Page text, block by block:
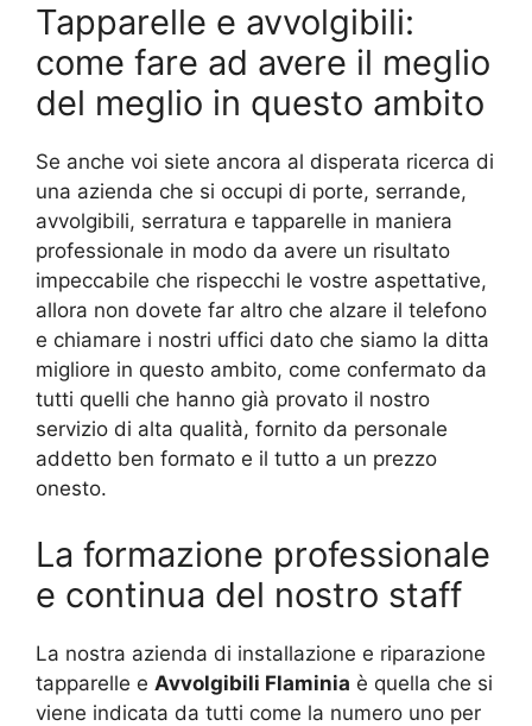
Tapparelle e avvolgibili:
come fare ad avere il meglio
del meglio in questo ambito
Se anche voi siete ancora al disperata ricerca di
una azienda che si occupi di porte, serrande,
avvolgibili, serratura e tapparelle in maniera
professionale in modo da avere un risultato
impeccabile che rispecchi le vostre aspettative,
allora non dovete far altro che alzare il telefono
e chiamare i nostri uffici dato che siamo la ditta
migliore in questo ambito, come confermato da
tutti quelli che hanno già provato il nostro
servizio di alta qualità, fornito da personale
addetto ben formato e il tutto a un prezzo
onesto.
La formazione professionale
e continua del nostro staff
La nostra azienda di installazione e riparazione
tapparelle e Avvolgibili Flaminia è quella che si
viene indicata da tutti come la numero uno per